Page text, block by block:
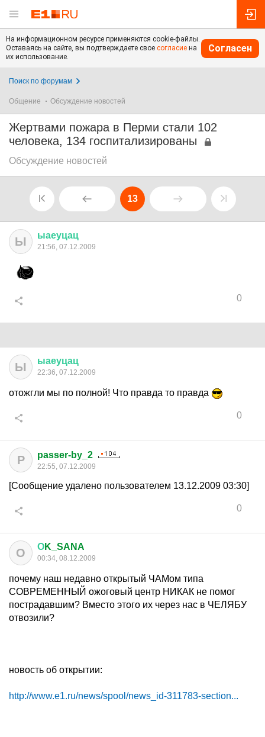
На информационном ресурсе применяются cookie-файлы.
Оставаясь на сайте, вы подтверждаете свое согласие на
их использование.
Согласен
Поиск по форумам
Общение Обсуждение новостей
Жертвами пожара в Перми стали 102
человека, 134 госпитализированы
Обсуждение новостей
13
Ы ыаеуцац
21:56, 07.12.2009
0
Ы ыаеуцац
22:36, 07.12.2009
отожгли мы по полной! Что правда то правда
0
P passer-by_2
22:55, 07.12.2009
[Сообщение удалено пользователем 13.12.2009 03:30]
0
О ОK_SANA
00:34, 08.12.2009
почему наш недавно открытый ЧАМом типа
СОВРЕМЕННЫЙ ожоговый центр НИКАК не помог
пострадавшим? Вместо этого их через нас в ЧЕЛЯБУ
отвозили?
новость об открытии:
http://www.e1.ru/news/spool/news_id-311783-section...